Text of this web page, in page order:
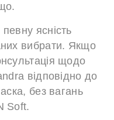
ясність
вибрати. Якщо
щодо
відповідно до
без вагань
Soft.